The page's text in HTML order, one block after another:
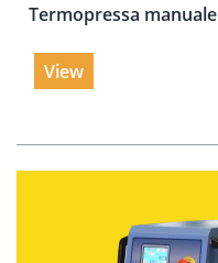
Termopressa manuale
View